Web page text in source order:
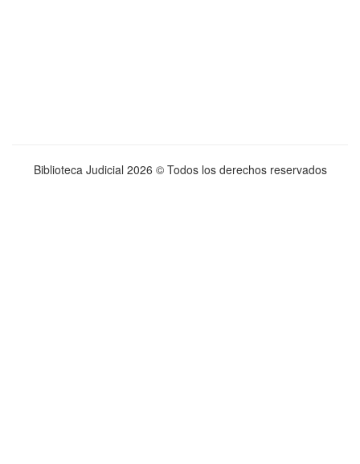
Biblioteca Judicial 2026 © Todos los derechos reservados